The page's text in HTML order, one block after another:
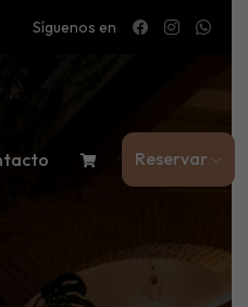
Síguenos en
Reservar